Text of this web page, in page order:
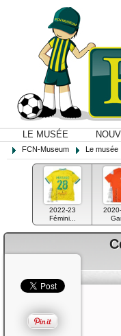
LE MUSÉE
FCN-Museum Le musée
2022-23
Fémini...